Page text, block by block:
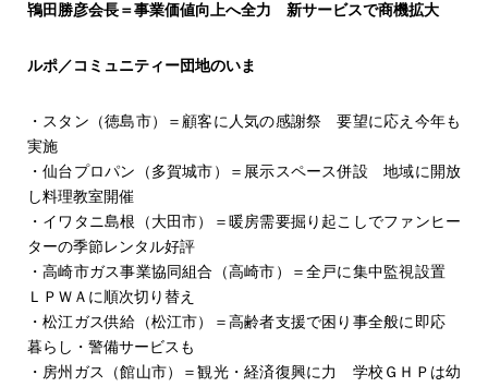
鴇田勝彦会長＝事業価値向上へ全力 新サービスで商機拡大
ルポ／コミュニティー団地のいま
・スタン（徳島市）＝顧客に人気の感謝祭 要望に応え今年も
実施
・仙台プロパン（多賀城市）＝展示スペース併設 地域に開放
し料理教室開催
・イワタニ島根（大田市）＝暖房需要掘り起こしでファンヒー
ターの季節レンタル好評
・高崎市ガス事業協同組合（高崎市）＝全戸に集中監視設置
ＬＰＷＡに順次切り替え
・松江ガス供給（松江市）＝高齢者支援で困り事全般に即応
暮らし・警備サービスも
・房州ガス（館山市）＝観光・経済復興に力 学校ＧＨＰは幼